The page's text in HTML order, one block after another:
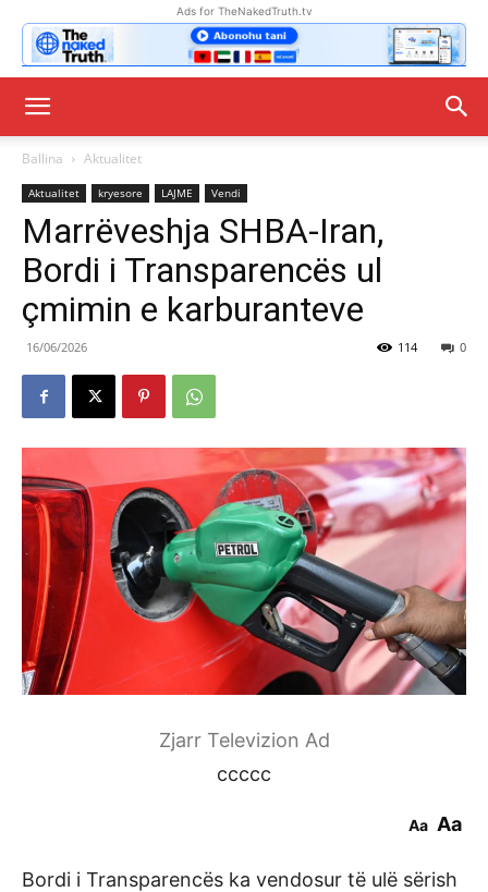
Ads for TheNakedTruth.tv
Ballina Aktualitet
Aktualitet kryesore LAJME Vendi
Marrëveshja SHBA-Iran,
Bordi i Transparencës ul
çmimin e karburanteve
16/06/2026 0
114
Zjarr Televizion Ad
ccccc
Aa Aa
Bordi i Transparencës ka vendosur të ulë sërish